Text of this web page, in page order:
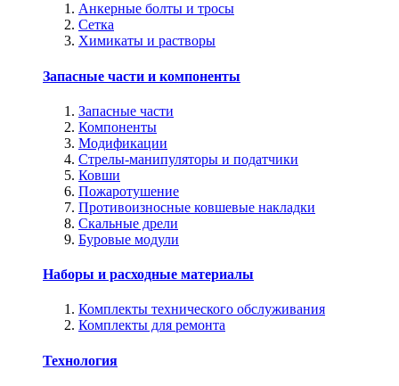
Анкерные болты и тросы
Сетка
Химикаты и растворы
Запасные части и компоненты
Запасные части
Компоненты
Модификации
Стрелы-манипуляторы и податчики
Ковши
Пожаротушение
Противоизносные ковшевые накладки
Скальные дрели
Буровые модули
Наборы и расходные материалы
Комплекты технического обслуживания
Комплекты для ремонта
Технология